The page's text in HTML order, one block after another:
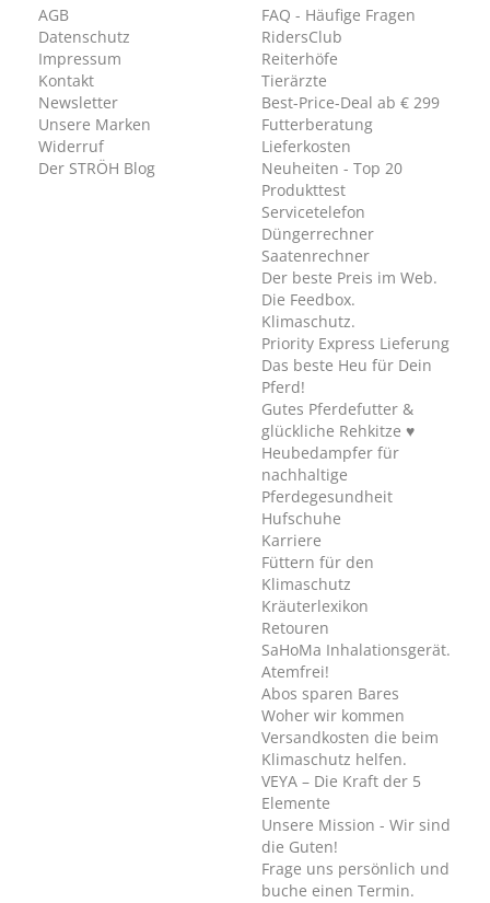
AGB
Datenschutz
Impressum
Kontakt
Newsletter
Unsere Marken
Widerruf
Der STRÖH Blog
FAQ - Häufige Fragen
RidersClub
Reiterhöfe
Tierärzte
Best-Price-Deal ab € 299
Futterberatung
Lieferkosten
Neuheiten - Top 20
Produkttest
Servicetelefon
Düngerrechner
Saatenrechner
Der beste Preis im Web.
Die Feedbox.
Klimaschutz.
Priority Express Lieferung
Das beste Heu für Dein
Pferd!
Gutes Pferdefutter &
glückliche Rehkitze ♥
Heubedampfer für
nachhaltige
Pferdegesundheit
Hufschuhe
Karriere
Füttern für den
Klimaschutz
Kräuterlexikon
Retouren
SaHoMa Inhalationsgerät.
Atemfrei!
Abos sparen Bares
Woher wir kommen
Versandkosten die beim
Klimaschutz helfen.
VEYA – Die Kraft der 5
Elemente
Unsere Mission - Wir sind
die Guten!
Frage uns persönlich und
buche einen Termin.